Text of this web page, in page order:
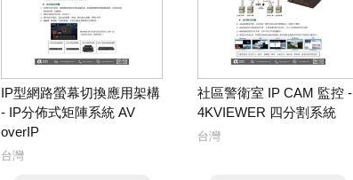
IP型網路螢幕切換應用架構
- IP分佈式矩陣系統 AV
overIP
台灣
社區警衛室 IP CAM 監控 -
4KVIEWER 四分割系統
台灣